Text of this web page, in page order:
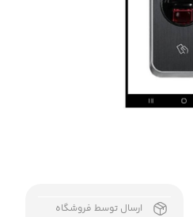
ارسال توسط فروشگاه